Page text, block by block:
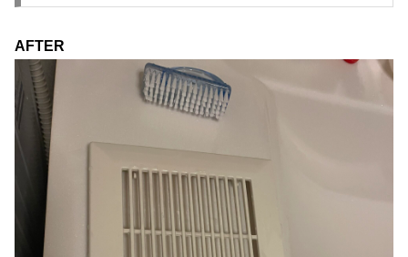
AFTER